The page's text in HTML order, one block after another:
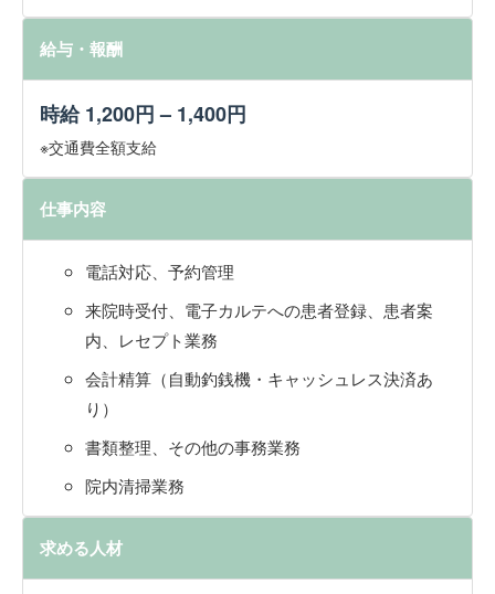
給与・報酬
時給 1,200円 – 1,400円
※交通費全額支給
仕事内容
電話対応、予約管理
来院時受付、電子カルテへの患者登録、患者案
内、レセプト業務
会計精算（自動釣銭機・キャッシュレス決済あ
り）
書類整理、その他の事務業務
院内清掃業務
求める人材